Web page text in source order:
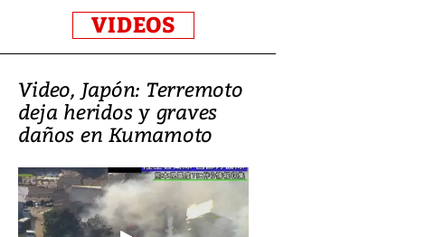
VIDEOS
Video, Japón: Terremoto
deja heridos y graves
daños en Kumamoto